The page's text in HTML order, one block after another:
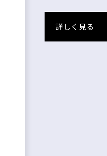
詳しく見る